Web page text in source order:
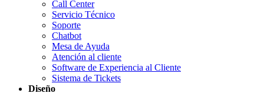
Call Center
Servicio Técnico
Soporte
Chatbot
Mesa de Ayuda
Atención al cliente
Software de Experiencia al Cliente
Sistema de Tickets
Diseño